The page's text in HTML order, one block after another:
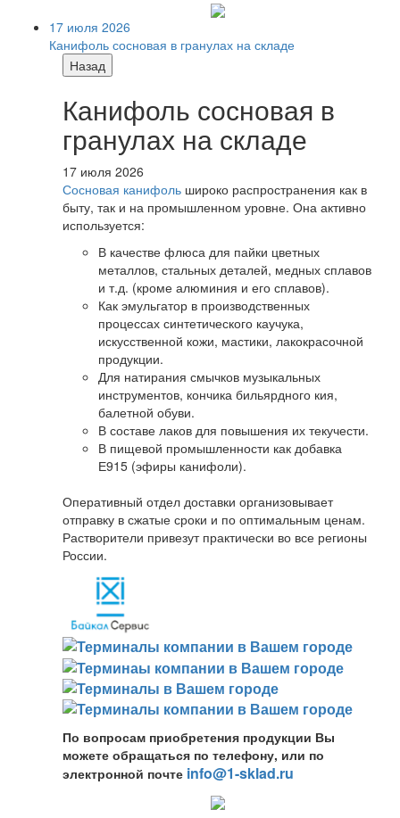
17 июля 2026
Канифоль сосновая в гранулах на складе
Назад
Канифоль сосновая в
гранулах на складе
17 июля 2026
Сосновая канифоль широко распространения как в
быту, так и на промышленном уровне. Она активно
используется:
В качестве флюса для пайки цветных
металлов, стальных деталей, медных сплавов
и т.д. (кроме алюминия и его сплавов).
Как эмульгатор в производственных
процессах синтетического каучука,
искусственной кожи, мастики, лакокрасочной
продукции.
Для натирания смычков музыкальных
инструментов, кончика бильярдного кия,
балетной обуви.
В составе лаков для повышения их текучести.
В пищевой промышленности как добавка
Е915 (эфиры канифоли).
Оперативный отдел доставки организовывает
отправку в сжатые сроки и по оптимальным ценам.
Растворители привезут практически во все регионы
России.
По вопросам приобретения продукции Вы
можете обращаться по телефону, или по
электронной почте info@1-sklad.ru